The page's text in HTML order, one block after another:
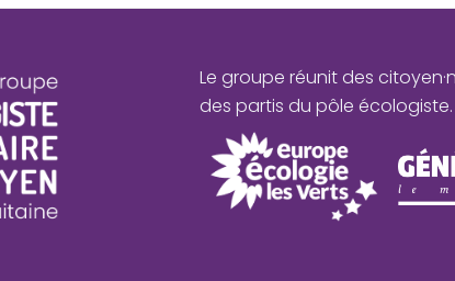
Le groupe réunit des
des partis du pôle écologiste.